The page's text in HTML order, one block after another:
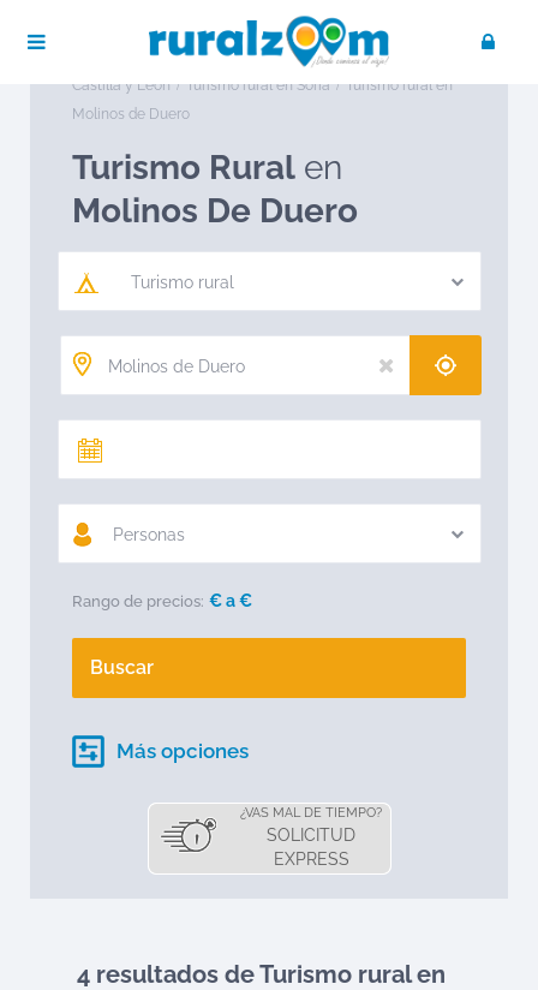
Turismo rural en España
Turismo rural en
Castilla y León
Turismo rural en Soria
Turismo rural en
Molinos de Duero
Turismo Rural en
Molinos De Duero
Turismo rural
Personas
Rango de precios: € a€
Buscar
Más opciones
¿VAS MAL DE TIEMPO?
SOLICITUD
EXPRESS
4 resultados de Turismo rural en